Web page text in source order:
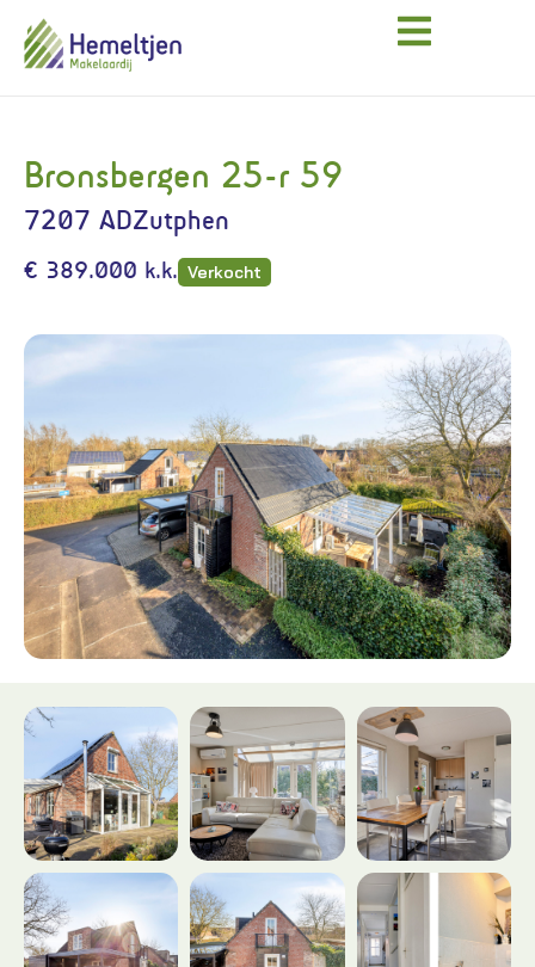
Bronsbergen 25-r 59
7207 ADZutphen
€ 389.000 k.k. Verkocht